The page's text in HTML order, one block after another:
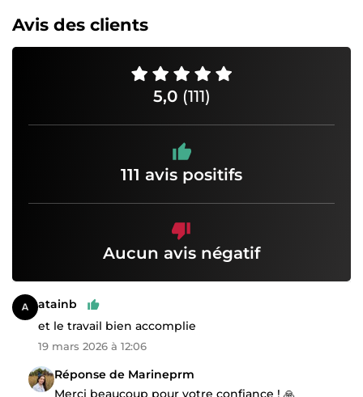
Avis des clients
5,0 (111)
111 avis positifs
Aucun avis négatif
atainb
et le travail bien accomplie
19 mars 2026 à 12:06
Réponse de Marineprm
Merci beaucoup pour votre confiance ! 🙏